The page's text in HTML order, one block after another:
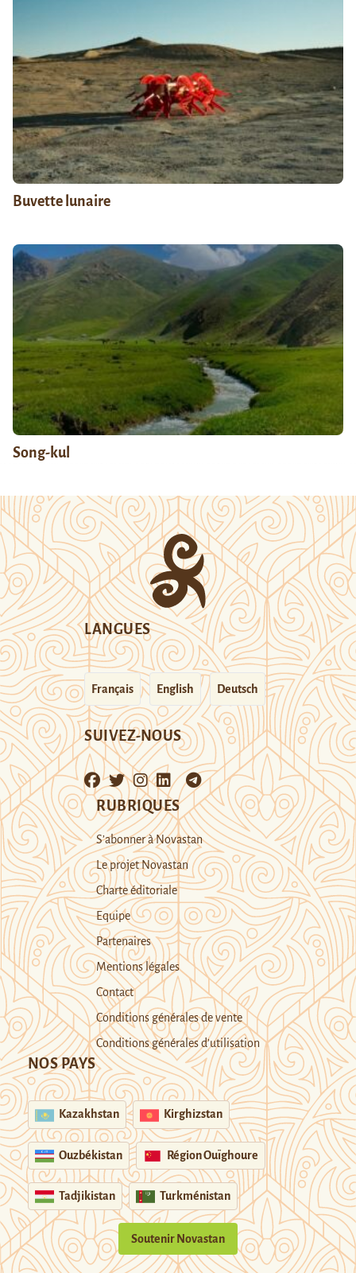
Buvette lunaire
Song-kul
LANGUES
Français English Deutsch
SUIVEZ-NOUS
RUBRIQUES
S’abonner à Novastan
Le projet Novastan
Charte éditoriale
Equipe
Partenaires
Mentions légales
Contact
Conditions générales de vente
Conditions générales d’utilisation
NOS PAYS
Kazakhstan Kirghizstan
Ouzbékistan Région Ouïghoure
Tadjikistan Turkménistan
Soutenir Novastan